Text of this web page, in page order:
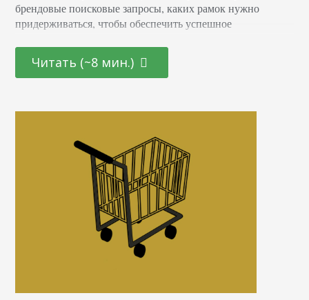
брендовые поисковые запросы, каких рамок нужно
придерживаться, чтобы обеспечить успешное
органического и платного трафика. Общее представление
Речь идет о числе юзеров, которые приходят на сайт по
перенаправления посетителей задействуется классические
Читать (~8 мин.)